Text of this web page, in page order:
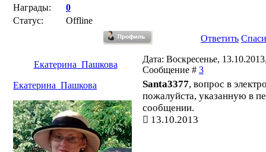
Награды:
0
Статус:
Offline
Ответить
Екатерина_Пашкова
Дата: Воскресенье,
Сообщение # 3
Екатерина_Пашкова
Santa3377, вопрос в
пожалуйста, указанную в
сообщении.
13.10.2013